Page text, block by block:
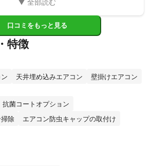
口コミをもっと見る
特徴
天井埋め込みエアコン 壁掛けエアコン
抗菌コートオプション
除
エアコン防虫キャップの取付け